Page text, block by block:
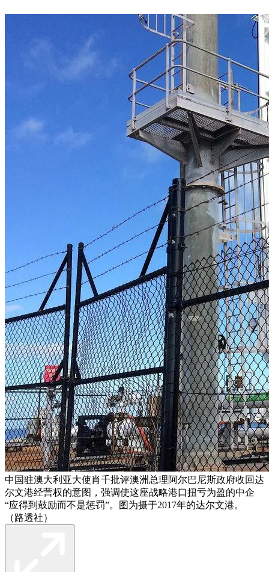
中国驻澳大利亚大使肖千批评澳洲总理阿尔巴尼斯政府收回达
尔文港经营权的意图，强调使这座战略港口扭亏为盈的中企
“应得到鼓励而不是惩罚”。图为摄于2017年的达尔文港。
（路透社）